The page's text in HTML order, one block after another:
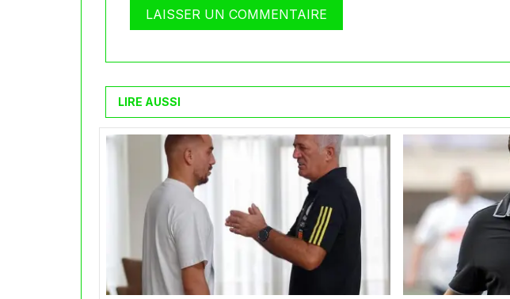
LIRE AUSSI